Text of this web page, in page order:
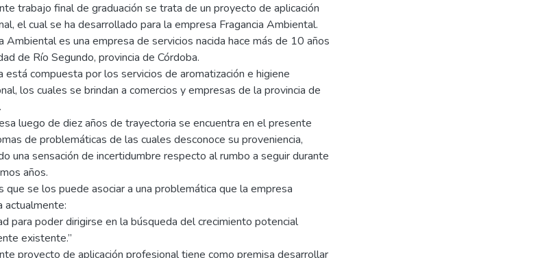
trabajo final de graduación se trata de un proyecto de aplicación
el cual se ha desarrollado para la empresa Fragancia Ambiental.
Ambiental es una empresa de servicios nacida hace más de 10 años
de Río Segundo, provincia de Córdoba.
está compuesta por los servicios de aromatización e higiene
los cuales se brindan a comercios y empresas de la provincia de
luego de diez años de trayectoria se encuentra en el presente
de problemáticas de las cuales desconoce su proveniencia,
una sensación de incertidumbre respecto al rumbo a seguir durante
años.
que se los puede asociar a una problemática que la empresa
actualmente:
para poder dirigirse en la búsqueda del crecimiento potencial
existente.”
proyecto de aplicación profesional tiene como premisa desarrollar